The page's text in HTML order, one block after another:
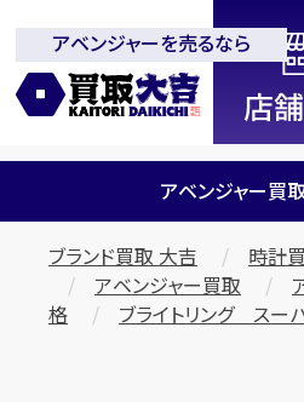
全国2200店舗以上展開中！
信
吉」
アベンジャーを売るなら
アベンジャー買
ブランド買取 大吉 時計
アベンジャー買取
格
ブライトリング スー